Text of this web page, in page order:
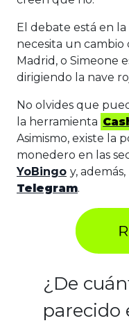
El debate está en la
necesita un
Madrid, o Simeone
dirigiendo la nave
No olvides que
la herramienta
Asimismo, existe la
monedero en las
YoBingo y,
Telegram.
¿De
parecido